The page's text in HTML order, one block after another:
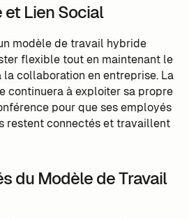
et Lien Social
modèle de travail hybride
flexible tout en maintenant le
collaboration en entreprise. La
continuera à exploiter sa propre
pour que ses employés
restent connectés et travaillent
du Modèle de Travail